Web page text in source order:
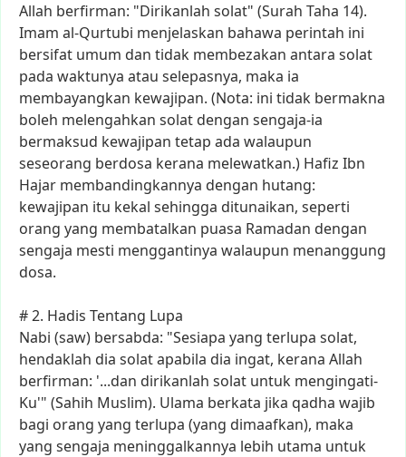
Allah berfirman: "Dirikanlah solat" (Surah Taha 14).
Imam al-Qurtubi menjelaskan bahawa perintah ini
bersifat umum dan tidak membezakan antara solat
pada waktunya atau selepasnya, maka ia
membayangkan kewajipan. (Nota: ini tidak bermakna
boleh melengahkan solat dengan sengaja-ia
bermaksud kewajipan tetap ada walaupun
seseorang berdosa kerana melewatkan.) Hafiz Ibn
Hajar membandingkannya dengan hutang:
kewajipan itu kekal sehingga ditunaikan, seperti
orang yang membatalkan puasa Ramadan dengan
sengaja mesti menggantinya walaupun menanggung
dosa.
#2. Hadis Tentang Lupa
Nabi (saw) bersabda: "Sesiapa yang terlupa solat,
hendaklah dia solatapabila dia ingat, kerana Allah
berfirman: '...dan dirikanlah solat untuk mengingati-
Ku'" (Sahih Muslim). Ulama berkata jika qadha wajib
bagi orang yang terlupa (yang dimaafkan), maka
yang sengaja meninggalkannya lebih utama untuk